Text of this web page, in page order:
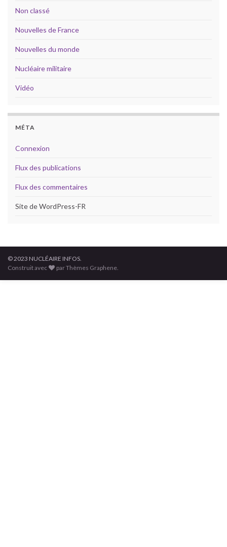
Non classé
Nouvelles de France
Nouvelles du monde
Nucléaire militaire
Vidéo
MÉTA
Connexion
Flux des publications
Flux des commentaires
Site de WordPress-FR
© 2023 NUCLÉAIRE INFOS.
Construit avec
par Thèmes Graphene.